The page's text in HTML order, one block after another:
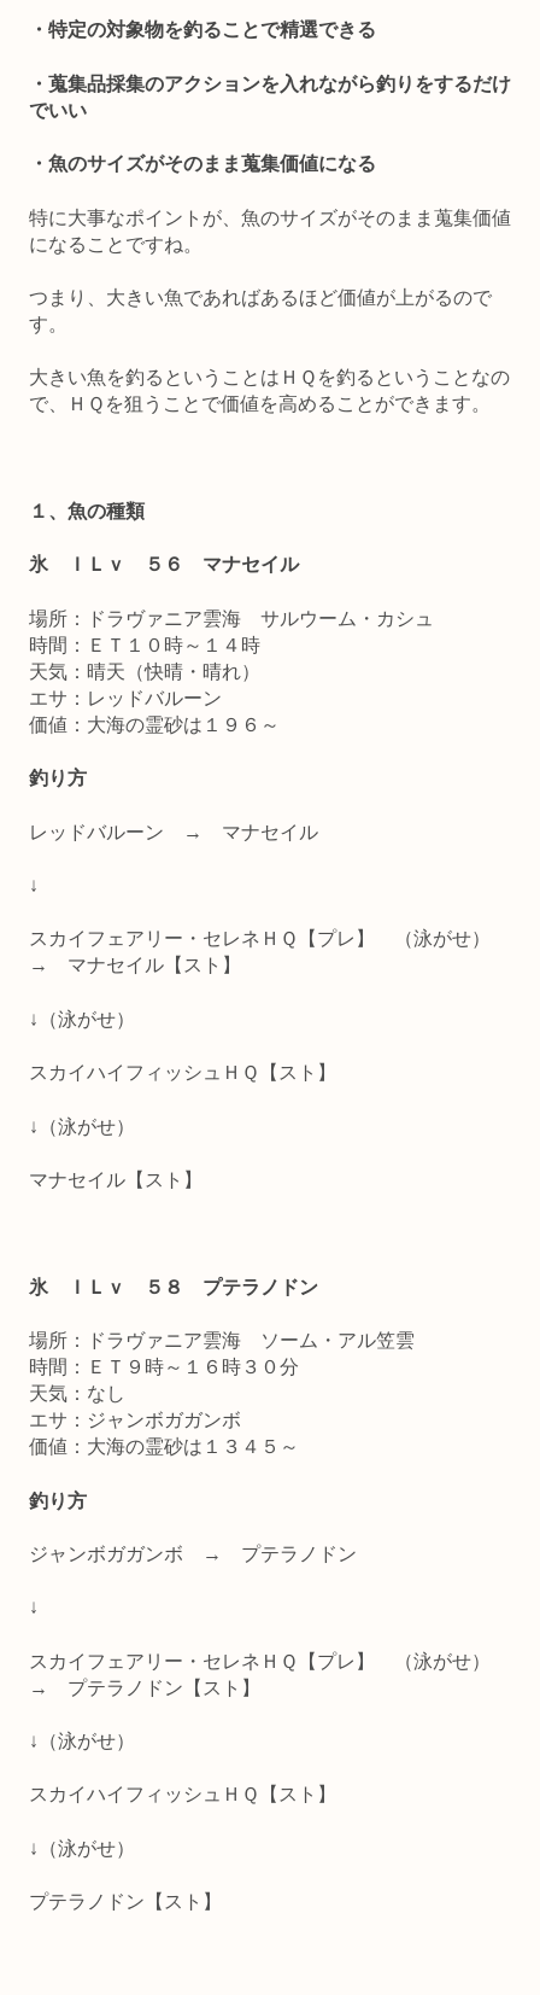
・特定の対象物を釣ることで精選できる
・蒐集品採集のアクションを入れながら釣りをするだけ
でいい
・魚のサイズがそのまま蒐集価値になる
特に大事なポイントが、魚のサイズがそのまま蒐集価値
になることですね。
つまり、大きい魚であればあるほど価値が上がるので
す。
大きい魚を釣るということはＨＱを釣るということなの
で、ＨＱを狙うことで価値を高めることができます。
１、魚の種類
氷 ＩＬｖ ５６ マナセイル
場所：ドラヴァニア雲海 サルウーム・カシュ
時間：ＥＴ１０時～１４時
天気：晴天（快晴・晴れ）
エサ：レッドバルーン
価値：大海の霊砂は１９６～
釣り方
レッドバルーン → マナセイル
↓
スカイフェアリー・セレネＨＱ【プレ】 （泳がせ）
→ マナセイル【スト】
↓（泳がせ）
スカイハイフィッシュＨＱ【スト】
↓（泳がせ）
マナセイル【スト】
氷 ＩＬｖ ５８ プテラノドン
場所：ドラヴァニア雲海 ソーム・アル笠雲
時間：ＥＴ９時～１６時３０分
天気：なし
エサ：ジャンボガガンボ
価値：大海の霊砂は１３４５～
釣り方
ジャンボガガンボ → プテラノドン
↓
スカイフェアリー・セレネＨＱ【プレ】 （泳がせ）
→ プテラノドン【スト】
↓（泳がせ）
スカイハイフィッシュＨＱ【スト】
↓（泳がせ）
プテラノドン【スト】